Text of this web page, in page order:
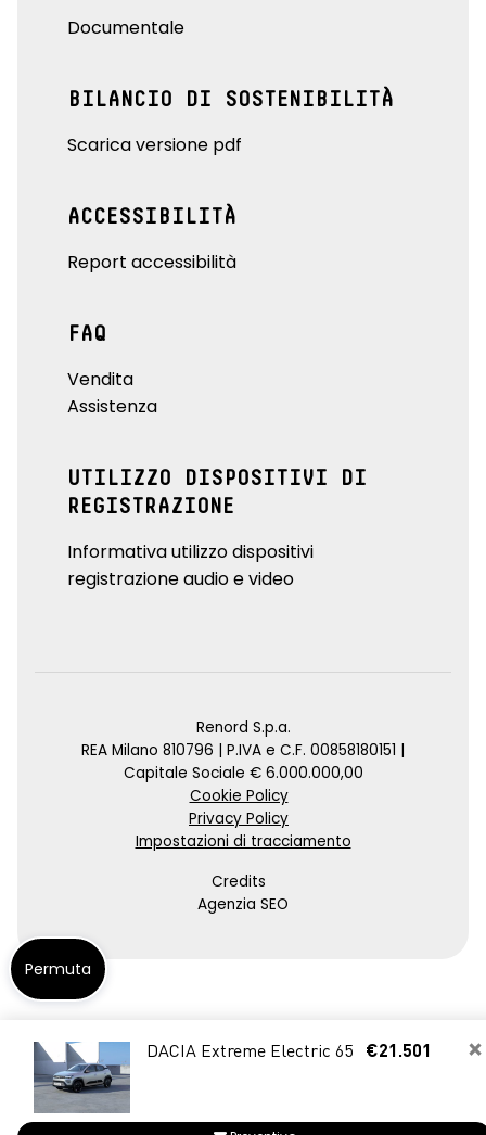
×
DACIA Extreme Electric 65 €21.501
Documentale
BILANCIO DI SOSTENIBILITÀ
Scarica versione pdf
ACCESSIBILITÀ
Report accessibilità
FAQ
Vendita
Assistenza
UTILIZZO DISPOSITIVI DI
REGISTRAZIONE
Informativa utilizzo dispositivi
registrazione audio e video
Renord S.p.a.
REA Milano 810796 | P.IVA e C.F. 00858180151 |
Capitale Sociale € 6.000.000,00
Cookie Policy
Privacy Policy
Impostazioni di tracciamento
Credits
Agenzia SEO
Permuta